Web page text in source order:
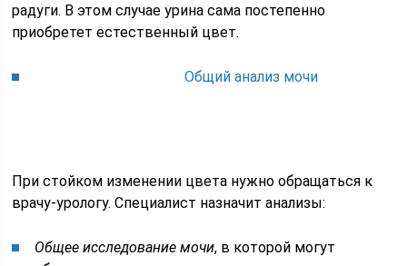
радуги. В этом случае урина сама постепенно
приобретет естественный цвет.
Общий анализ мочи
При стойком изменении цвета нужно обращаться к
врачу-урологу. Специалист назначит анализы:
Общее исследование мочи, в которой могут